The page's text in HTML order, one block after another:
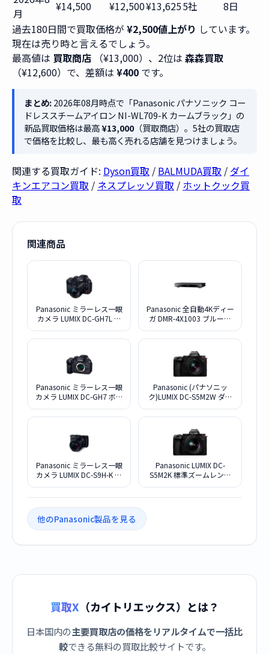
月
¥14,500 ¥12,500¥13,6255社
8日
過去180日間で買取価格が ¥2,500値上がり しています。
現在は売り時と言えるでしょう。
最高値は 買取商店 （¥13,000）、2位は 森森買取
（¥12,600）で、差額は ¥400 です。
まとめ:2026年08月時点で「Panasonic パナソニック コー
ドレススチームアイロン NI-WL709-K カームブラック」の
新品買取価格は最高¥13,000（買取商店）。5社の買取店
で価格を比較し、最も高く売れる店舗を見つけましょう。
関連する買取ガイド: Dyson買取 / BALMUDA買取 / ダイ
キンエアコン買取 / ネスプレッソ買取 / ホットクック買
取
関連商品
Panasonic ミラーレス一眼
カメラ LUMIX DC-GH7L 標
Panasonic 全自動4Kディー
ガ DMR-4X1003 ブルーレ
10TB
Panasonic ミラーレス一眼
カメラ LUMIX DC-GH7 ボデ
Panasonic (パナソニッ
ク)LUMIX DC-S5M2W ダブ
Panasonic ミラーレス一眼
カメラ LUMIX DC-S9H-K 高
Panasonic LUMIX DC-
S5M2K 標準ズームレンズ
他のPanasonic製品を見る
買取X （カイトリエックス）とは？
日本国内の主要買取店の価格をリアルタイムで一括比
較できる無料の買取比較サイトです。